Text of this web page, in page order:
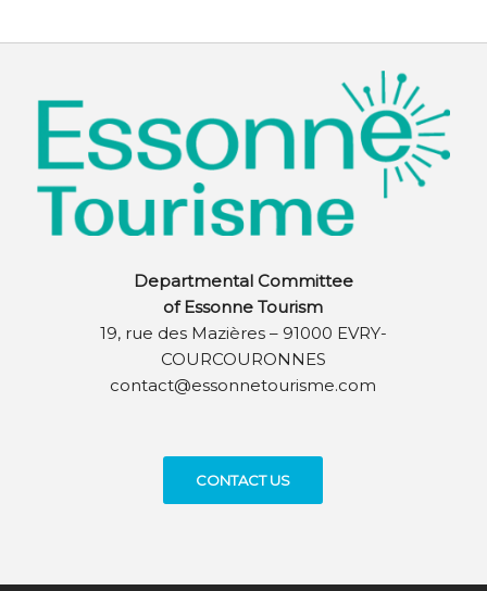
Departmental Committee
of Essonne Tourism
19, rue des Mazières – 91000 EVRY-
COURCOURONNES
contact@essonnetourisme.com
CONTACT US